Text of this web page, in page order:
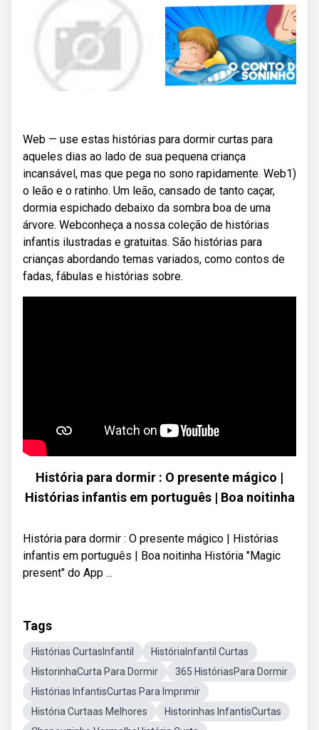
Web — use estas histórias para dormir curtas para
aqueles dias ao lado de sua pequena criança
incansável, mas que pega no sono rapidamente. Web1)
o leão e o ratinho. Um leão, cansado de tanto caçar,
dormia espichado debaixo da sombra boa de uma
árvore. Webconheça a nossa coleção de histórias
infantis ilustradas e gratuitas. São histórias para
crianças abordando temas variados, como contos de
fadas, fábulas e histórias sobre.
História para dormir : O presente mágico |
Histórias infantis em português | Boa noitinha
História para dormir : O presente mágico | Histórias
infantis em português | Boa noitinha História "Magic
present" do App ...
Tags
Histórias CurtasInfantil
HistóriaInfantil Curtas
HistorinhaCurta Para Dormir
365 HistóriasPara Dormir
Histórias InfantisCurtas Para Imprimir
História Curtaas Melhores
Historinhas InfantisCurtas